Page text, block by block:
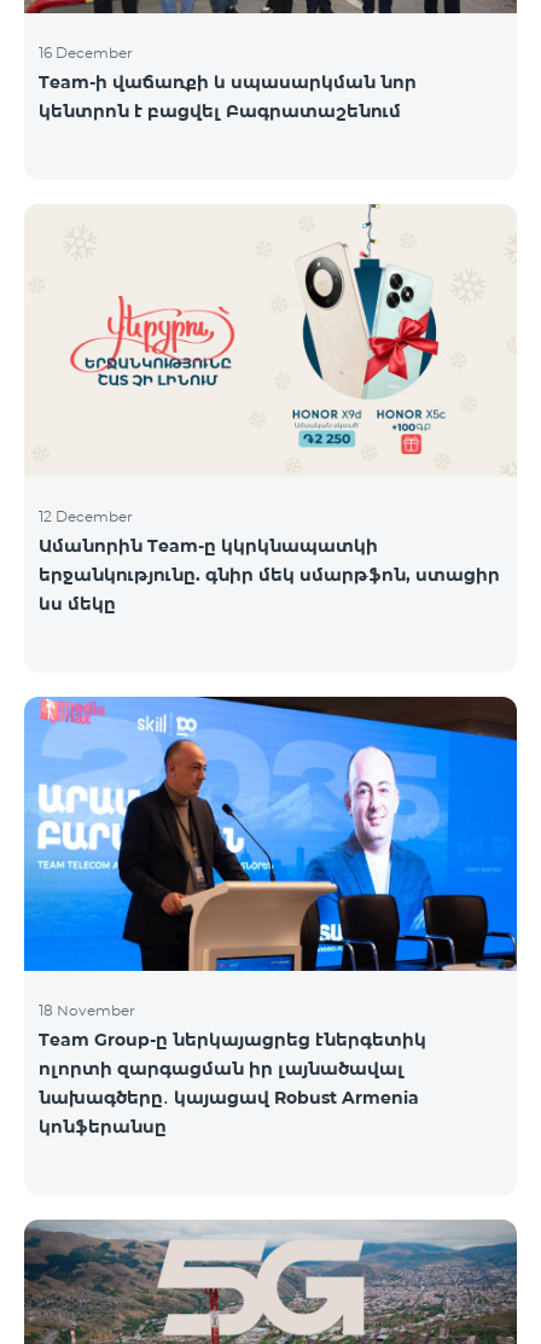
16 December
Team-ի վաճառքի և սպասարկման նոր
կենտրոն է բացվել Բագրատաշենում
12 December
Ամանորին Team-ը կկրկնապատկի
երջանկությունը. գնիր մեկ սմարթֆոն, ստացիր
ևս մեկը
18 November
Team Group-ը ներկայացրեց էներգետիկ
ոլորտի զարգացման իր լայնածավալ
նախագծերը․ կայացավ Robust Armenia
կոնֆերանսը